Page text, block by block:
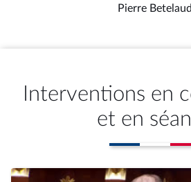
Pierre Betelaud
Interventions en
et en